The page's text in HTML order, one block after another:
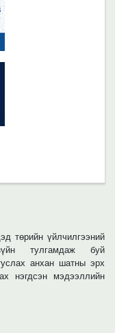
төрийн үйлчилгээний
тулгамдаж буй
анхан шатны эрх
нэгдсэн мэдээллийн